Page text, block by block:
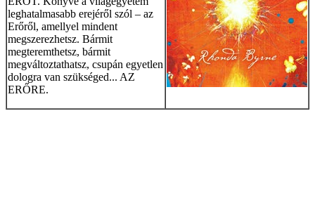
leghatalmasabb erejéről szól – az
Erőről, amellyel mindent
megszerezhetsz. Bármit
megteremthetsz, bármit
megváltoztathatsz, csupán egyetlen
dologra van szükséged... AZ
ERŐRE.